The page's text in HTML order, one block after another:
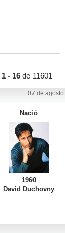
1 - 16 de 11601
07 de agosto
Nació
1960
David Duchovny